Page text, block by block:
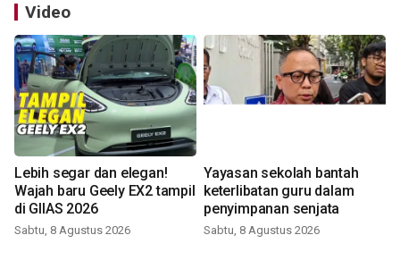
Video
Lebih segar dan elegan!
Wajah baru Geely EX2 tampil
di GIIAS 2026
Sabtu, 8 Agustus 2026
Yayasan sekolah bantah
keterlibatan guru dalam
penyimpanan senjata
Sabtu, 8 Agustus 2026